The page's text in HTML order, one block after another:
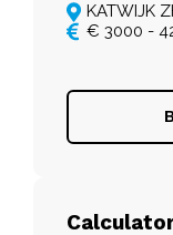
KATWIJK
€ 3000 -